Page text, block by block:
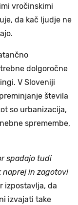
vročinskimi
da kač ljudje ne
dolgoročne
V Sloveniji
števila
so urbanizacija,
spremembe,
spadajo tudi
naprej in zagotovi
izpostavlja, da
izvajati take